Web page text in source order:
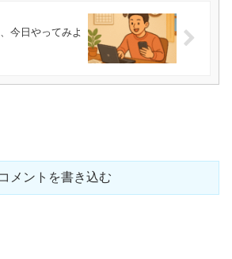
今日やってみよ
コメントを書き込む